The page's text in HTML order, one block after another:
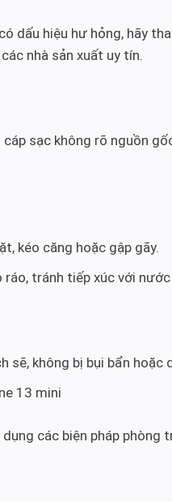
dấu hiệu hư hỏng, hãy
nhà sản xuất uy tín.
sạc không rõ nguồn
kéo căng hoặc gập gãy.
ráo, tránh tiếp xúc với
sẽ, không bị bụi bẩn hoặc
13 mini
các biện pháp phòng